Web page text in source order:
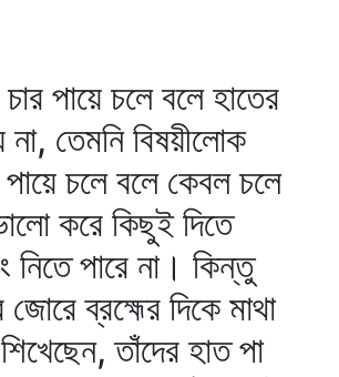
পায়ে চলে বলে হাতের
না, তেমনি বিষয়ীলোক
পায়ে চলে বলে কেবল চলে
করে কিছুই দিতে
নিতে পারে না। কিন্তু
জোরে ব্রহ্মের দিকে মাথা
তাঁদের হাত পা